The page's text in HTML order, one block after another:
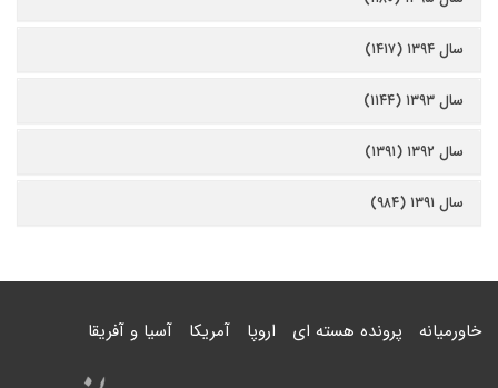
سال ۱۳۹۴ (۱۴۱۷)
سال ۱۳۹۳ (۱۱۴۴)
سال ۱۳۹۲ (۱۳۹۱)
سال ۱۳۹۱ (۹۸۴)
خاورمیانه پرونده هسته ای اروپا آمریکا آسیا و آفریقا